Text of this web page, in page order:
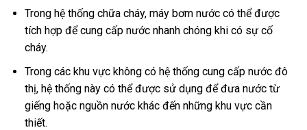
Trong hệ thống chữa cháy, máy bơm nước có thể được
tích hợp để cung cấp nước nhanh chóng khi có sự cố
cháy.
Trong các khu vực không có hệ thống cung cấp nước đô
thị, hệ thống này có thể được sử dụng để đưa nước từ
giếng hoặc nguồn nước khác đến những khu vực cần
thiết.